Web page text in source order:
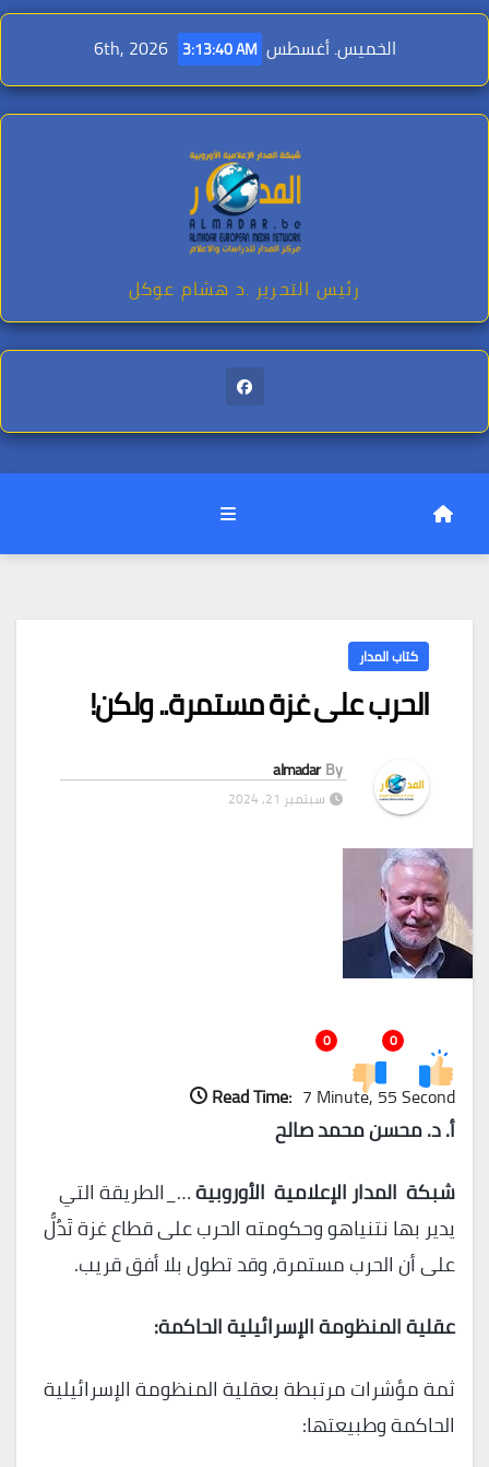
Skip
content
الخميس. أغسطس 6th, 2026 3:13:41 AM
رئيس التحرير .د هشام عوكل
كتاب المدار
الحرب على غزة مستمرة.. ولكن!
By
almadar
سبتمبر 21, 2024
0
0
Read Time: 7 Minute, 55 Second
أ. د. محسن محمد صالح
شبكة المدار الإعلامية الأوروبية…_الطريقة التي
يدير بها نتنياهو وحكومته الحرب على قطاع غزة تَدُلُّ
على أن الحرب مستمرة، وقد تطول بلا أفق قريب.
عقلية المنظومة الإسرائيلية الحاكمة:
ثمة مؤشرات مرتبطة بعقلية المنظومة الإسرائيلية
الحاكمة وطبيعتها: